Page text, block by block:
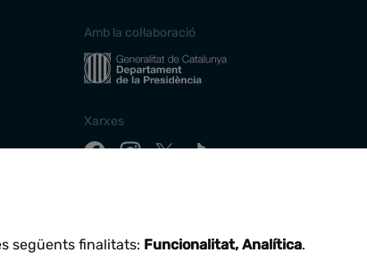
Amb la col·laboració
Xarxes
següents finalitats: Funcionalitat, Analítica.